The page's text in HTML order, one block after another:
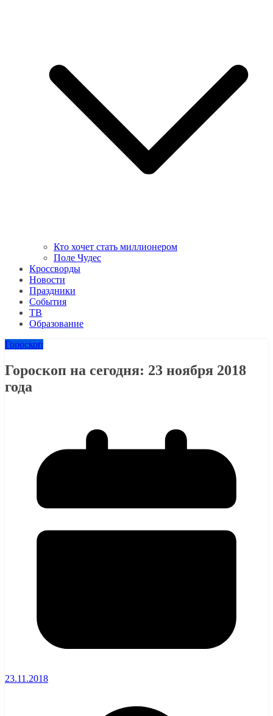
Кто хочет стать миллионером
Поле Чудес
Кроссворды
Новости
Праздники
События
ТВ
Образование
Гороскоп
Гороскоп на сегодня: 23 ноября 2018
года
23.11.2018